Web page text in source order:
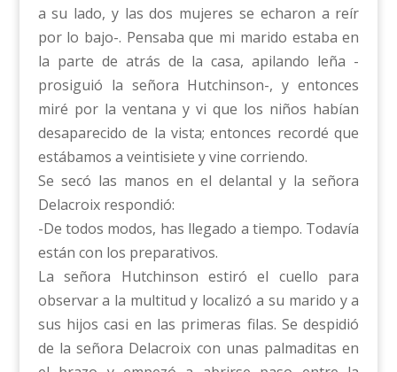
a su lado, y las dos mujeres se echaron a reír
por lo bajo-. Pensaba que mi marido estaba en
la parte de atrás de la casa, apilando leña -
prosiguió la señora Hutchinson-, y entonces
miré por la ventana y vi que los niños habían
desaparecido de la vista; entonces recordé que
estábamos a veintisiete y vine corriendo.
Se secó las manos en el delantal y la señora
Delacroix respondió:
-De todos modos, has llegado a tiempo. Todavía
están con los preparativos.
La señora Hutchinson estiró el cuello para
observar a la multitud y localizó a su marido y a
sus hijos casi en las primeras filas. Se despidió
de la señora Delacroix con unas palmaditas en